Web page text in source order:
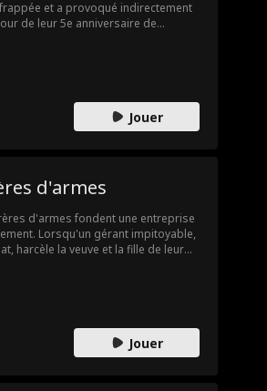
et a provoqué indirectement
de leur 5e anniversaire de
histoire. Son tempérament ne
qu'elle vient d'inhumer. Esther
il miraculeusement revenu à la vie,
Jouer
d'armes
d'armes fondent une entreprise
Lorsqu'un gérant impitoyable,
harcèle la veuve et la fille de leur
Jouer